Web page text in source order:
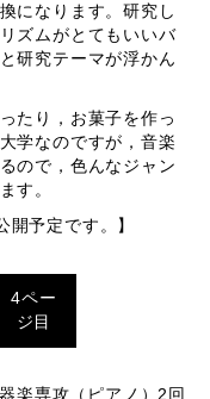
になります。研究し
ズムがとてもいいバ
研究テーマが浮かん
たり，お菓子を作っ
学なのですが，音楽
ので，色んなジャン
す。
開予定です。】
4ペー
ジ目
楽専攻（ピアノ）2回